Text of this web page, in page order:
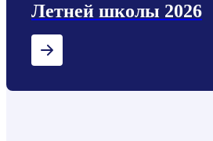
Летней школы 2026